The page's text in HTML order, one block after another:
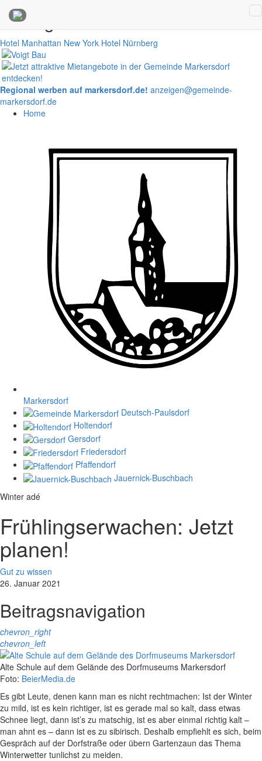
Anzeigen
Hotel Manhattan New York Hotel Nürnberg
Regional werben auf markersdorf.de! anzeigen@gemeinde-
markersdorf.de
Home
Markersdorf
Deutsch-Paulsdorf
Holtendorf
Gersdorf
Friedersdorf
Pfaffendorf
Jauernick-Buschbach
Winter adé
Frühlingserwachen: Jetzt
planen!
Gut zu wissen
26. Januar 2021
Beitragsnavigation
chevron_right
chevron_left
Alte Schule auf dem Gelände des Dorfmuseums Markersdorf
Foto: BeierMedia.de
Es gibt Leute, denen kann man es nicht rechtmachen: Ist der Winter
zu mild, ist es kein richtiger, ist es gerade mal so kalt, dass etwas
Schnee liegt, dann ist’s zu matschig, ist es aber einmal richtig kalt –
man ahnt es – dann ist es zu sibirisch. Deshalb empfiehlt es sich, beim
Gespräch auf der Dorfstraße oder übern Gartenzaun das Thema
Winterwetter tunlichst zu meiden.